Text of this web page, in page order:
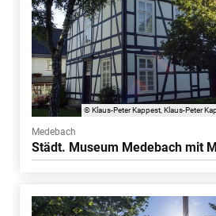
© Klaus-Peter Kappest, Klaus-Peter
Medebach
Städt. Museum Medebach mit